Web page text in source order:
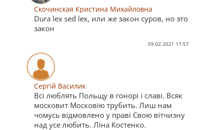
Скочинская Кристина Михайловна
Dura lex sed lex, или же закон суров, но это
закон
09.02.2021 17:57
Сергій Василик
Всі люблять Польщу в гонорі і славі. Всяк
московит Московію трубить. Лиш нам
чомусь відмовлено у праві Свою вітчизну
над усе любить. Ліна Костенко.